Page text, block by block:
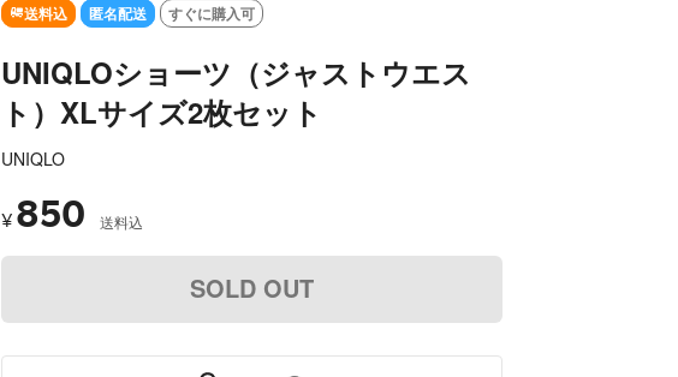
SOLD OUT
送料込 匿名配送 すぐに購入可
UNIQLOショーツ（ジャストウエス
ト）XLサイズ2枚セット
UNIQLO
¥ 850 送料込
SOLD OUT